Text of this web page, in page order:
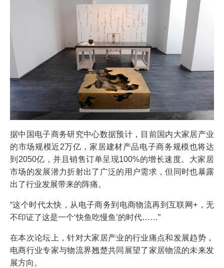
据中国电子商务研究中心数据预计，目前国内大家居产业
的市场规模近2万亿，家居建材产品电子商务规模也将达
到2050亿，并且销售订单呈现100%的增长速度。大家居
市场的发展潜力折射出了广泛的用户需求，但同时也暴露
出了行业发展带来的阵痛。
“这个时代太快，从电子商务到电商物流再到互联网+，无
不印证了这是一个‘快鱼吃慢鱼’的时代……”
在本次论坛上，针对大家居产业的行业痛点和发展趋势，
电商行业专家与物流界翘楚共同展望了家居物流的未来发
展方向。